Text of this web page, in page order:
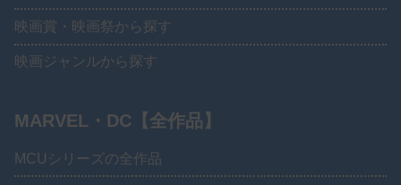
映画賞・映画祭から探す
映画ジャンルから探す
MARVEL・DC【全作品】
MCUシリーズの全作品